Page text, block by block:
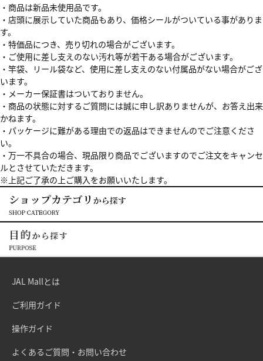
・商品は新品未使用品です。
・店頭に展示していた商品もあり、価格シールがついている事がありま
す。
・特価品につき、売り切れの場合がございます。
・ご使用に差し支えのない汚れ等が若干ある場合がございます。
・竿袋、リール袋など、使用に差し支えのない付属品がない場合がござ
います。
・メーカー保証書はついておりません。
・商品の状態に対するご質問には誠に申し訳ありませんが、お答え出来
かねます。
・パッケージに難がある理由での返品はできませんのでご注意くださ
い。
・万一不具合の場合、現品限り商品でございますのでご注文をキャンセ
ルとさせていただきます。
※上記ご了承の上ご購入をお願いいたします。
JAL Mallとは
ご利用ガイド
操作ガイド
よくあるご質問・お問い合わせ